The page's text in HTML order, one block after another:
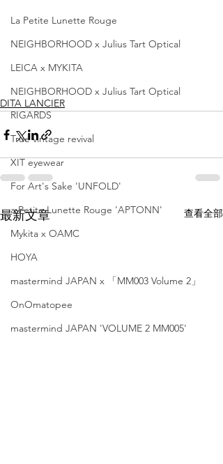
La Petite Lunette Rouge
NEIGHBORHOOD x Julius Tart Optical
LEICA x MYKITA
NEIGHBORHOOD x Julius Tart Optical
RIGARDS
True vintage revival
XIT eyewear
For Art's Sake 'UNFOLD'
a Petite Lunette Rouge 'APTONN'
Mykita x OAMC
HOYA
mastermind JAPAN x 「MM003 Volume 2」
OnOmatopee
mastermind JAPAN 'VOLUME 2 MM005'
DITA LANCIER
最新文章 查看全部